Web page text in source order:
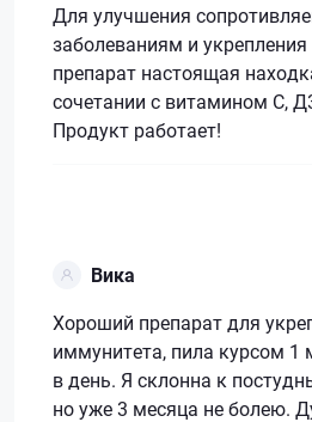
Для улучшения
заболеваниям и
препарат настоящая
сочетании с витамином С,
Продукт работает!
Вика
Хороший препарат для
иммунитета, пила курсом 1
в день. Я склонна к
но уже 3 месяца не болею.